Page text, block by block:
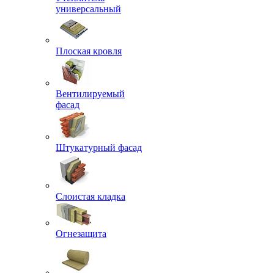
универсальный
Плоская кровля
Вентилируемый
фасад
Штукатурный фасад
Слоистая кладка
Огнезащита